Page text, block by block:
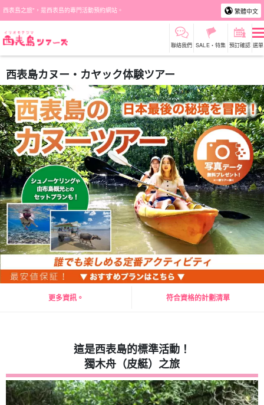
西表島之旅"，是西表島的專門活動預約網站。 繁體中文
聯絡我們 SALE・特集 預訂確認 選單
西表島カヌー・カヤック体験ツアー
更多資訊。 符合資格的計劃清單
這是西表島的標準活動！
獨木舟（皮艇）之旅